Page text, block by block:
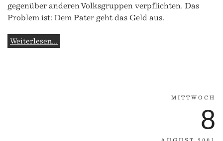
gegenüber anderen Volksgruppen verpflichten. Das
Problem ist: Dem Pater geht das Geld aus.
Weiterlesen...
MITTWOCH
8